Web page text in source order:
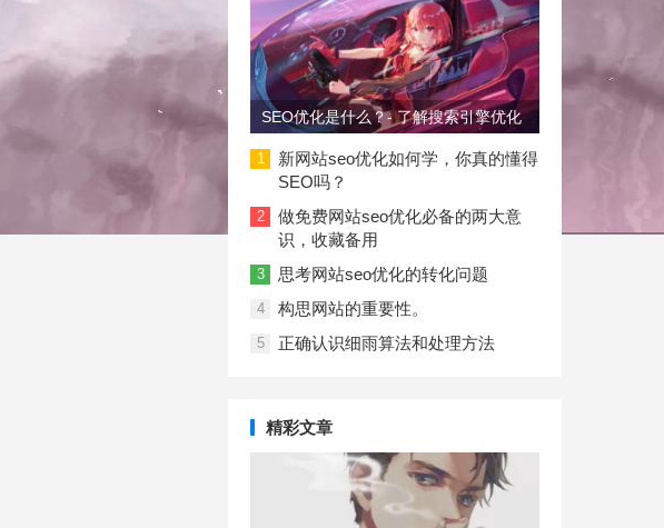
SEO优化是什么？- 了解搜索引擎优化
1
新网站seo优化如何学，你真的懂得
SEO吗？
2
做免费网站seo优化必备的两大意
识，收藏备用
3 思考网站seo优化的转化问题
4 构思网站的重要性。
5 正确认识细雨算法和处理方法
精彩文章